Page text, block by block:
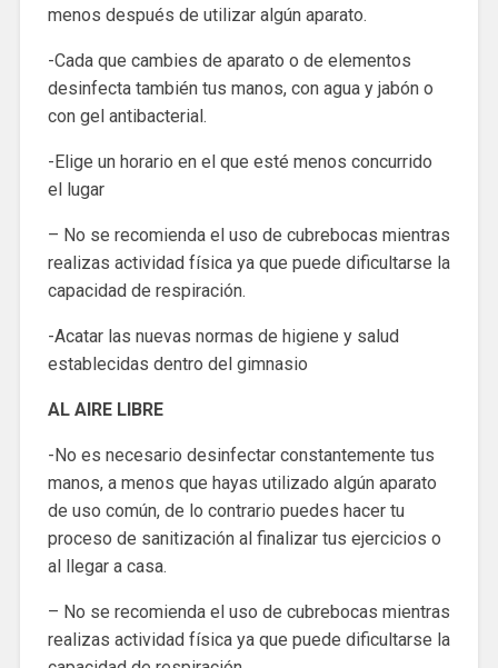
menos después de utilizar algún aparato.
-Cada que cambies de aparato o de elementos
desinfecta también tus manos, con agua y jabón o
con gel antibacterial.
-Elige un horario en el que esté menos concurrido
el lugar
– No se recomienda el uso de cubrebocas mientras
realizas actividad física ya que puede dificultarse la
capacidad de respiración.
-Acatar las nuevas normas de higiene y salud
establecidas dentro del gimnasio
AL AIRE LIBRE
-No es necesario desinfectar constantemente tus
manos, a menos que hayas utilizado algún aparato
de uso común, de lo contrario puedes hacer tu
proceso de sanitización al finalizar tus ejercicios o
al llegar a casa.
– No se recomienda el uso de cubrebocas mientras
realizas actividad física ya que puede dificultarse la